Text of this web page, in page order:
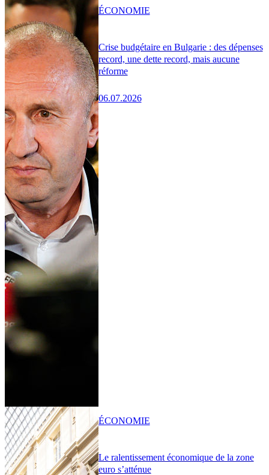
Crise budgétaire en Bulgarie : des dépenses
record, une dette record, mais aucune
réforme
06.07.2026
ÉCONOMIE
Le ralentissement économique de la zone
euro s’atténue
ÉCONOMIE